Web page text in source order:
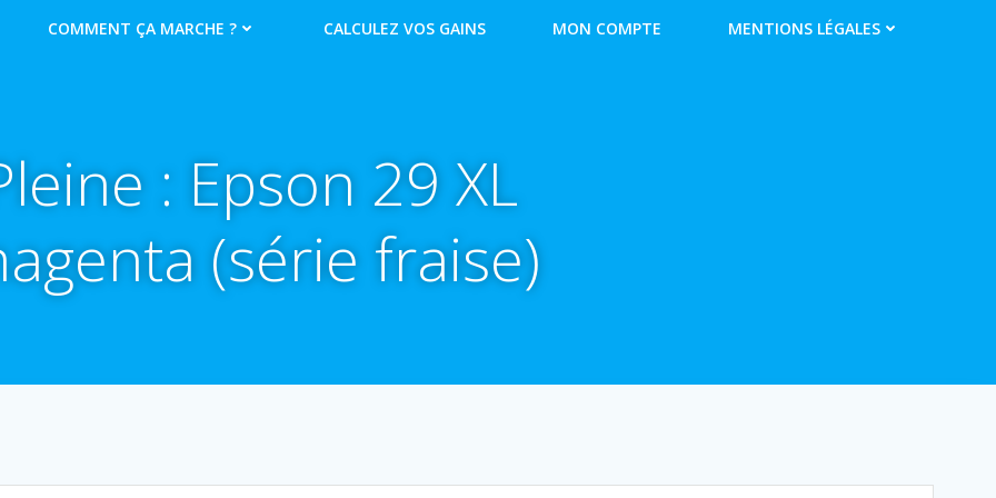
COMMENT ÇA MARCHE ? CALCULEZ VOS GAINS MON COMPTE MENTIONS LÉGALES
: Epson 29 XL
(série fraise)